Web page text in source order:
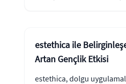
estethica ile
Artan Gençlik Etkisi
estethica, dolgu